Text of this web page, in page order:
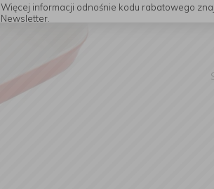
Więcej informacji odnośnie kodu rabatowego
Newsletter.